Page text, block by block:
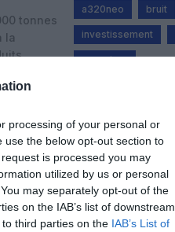
processing of your personal or
the below opt-out section to
is processed you may
utilized by us or personal
may separately opt-out of the
on the IAB’s list of downstream
third parties on the IAB’s List of
tonnes
la
soit
le
Cette
a320neo bruit
investissement
zaventem